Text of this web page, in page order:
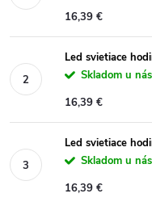
16,39 €
Led svietiace
Skladom u
16,39 €
Led svietiace
Skladom u
16,39 €